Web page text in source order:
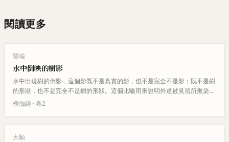
閱讀更多
譬喻
水中倒映的樹影
水中出現樹的倒影，這個影既不是真實的影，也不是完全不是影；既不是樹
的形狀，也不是完全不是樹的形狀。這個比喻用來說明外道被見習所熏染，
依於各種錯誤的見解，對於本來…
楞伽經 · 卷2
大願